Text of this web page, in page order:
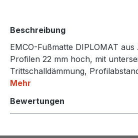
Beschreibung
EMCO-Fußmatte DIPLOMAT
Profilen 22 mm hoch, mit
Trittschalldämmung,
Mehr
Bewertungen